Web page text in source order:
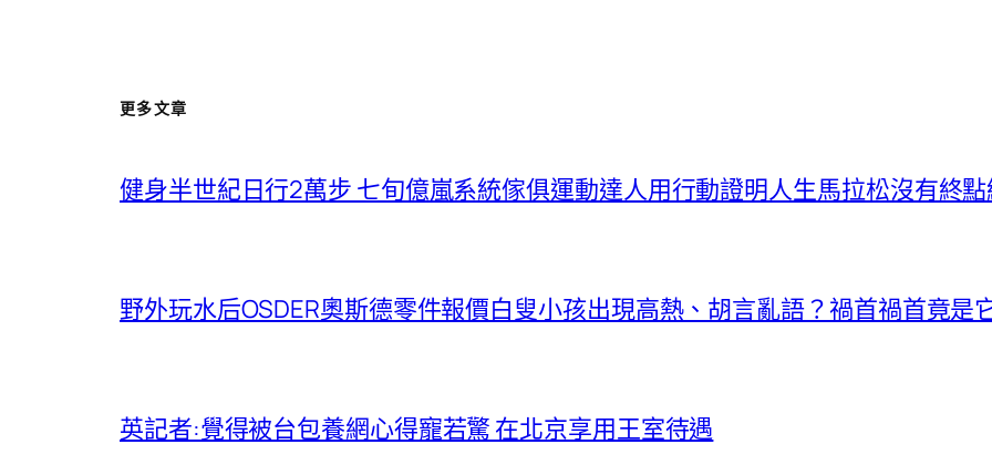
更多文章
健身半世紀日行2萬步 七旬億嵐系統傢俱運動達人用行動證明人生馬拉松沒有終點
野外玩水后OSDER奧斯德零件報價白叟小孩出現高熱、胡言亂語？禍首禍首竟是
英記者:覺得被台包養網心得寵若驚 在北京享用王室待遇